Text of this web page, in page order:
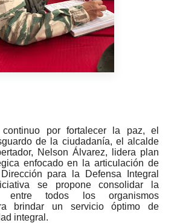
por fortalecer la paz, el
de la ciudadanía, el alcalde
Nelson Álvarez, lidera plan
enfocado en la articulación de
para la Defensa Integral
se propone consolidar la
entre todos los organismos
brindar un servicio óptimo de
integral.